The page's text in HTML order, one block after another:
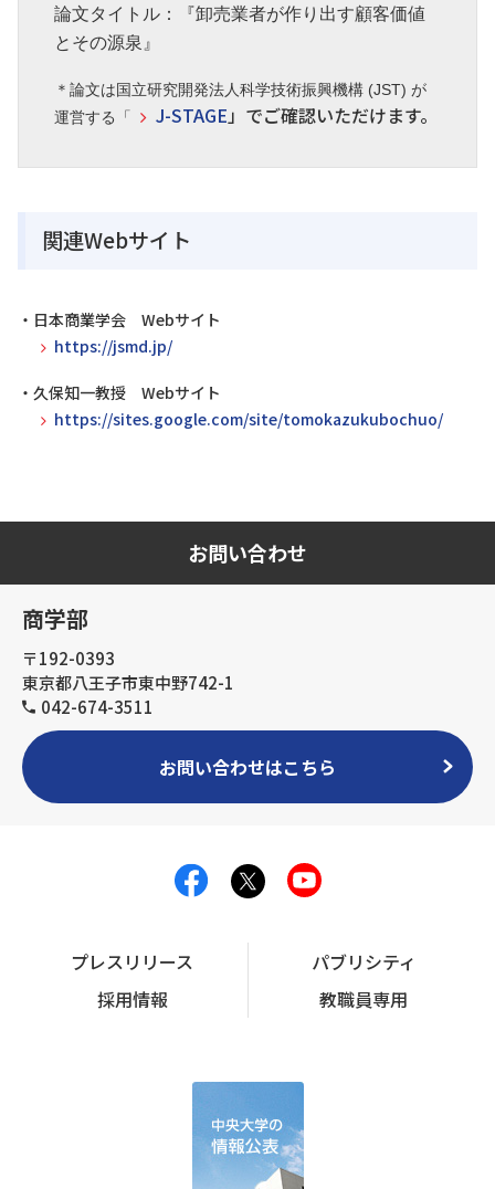
論文タイトル：『卸売業者が作り出す顧客価値
とその源泉』
＊論文は国立研究開発法人科学技術振興機構 (JST) が
運営する「
J-STAGE」でご確認いただけます。
関連Webサイト
・日本商業学会 Webサイト
https://jsmd.jp/
・久保知一教授 Webサイト
https://sites.google.com/site/tomokazukubochuo/
お問い合わせ
商学部
〒192-0393
東京都八王子市東中野742-1
042-674-3511
お問い合わせはこちら
プレスリリース
パブリシティ
採用情報
教職員専用